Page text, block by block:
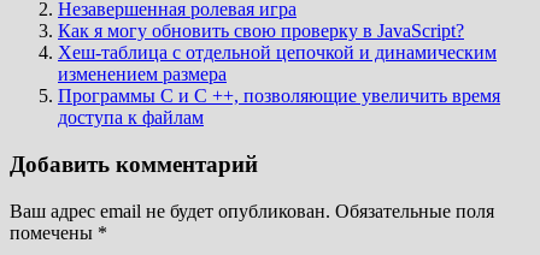
Незавершенная ролевая игра
Как я могу обновить свою проверку в JavaScript?
Хеш-таблица с отдельной цепочкой и динамическим
изменением размера
Программы C и C ++, позволяющие увеличить время
доступа к файлам
Добавить комментарий
Ваш адрес email не будет опубликован. Обязательные поля
помечены *